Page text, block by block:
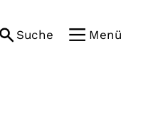
Suche Menü